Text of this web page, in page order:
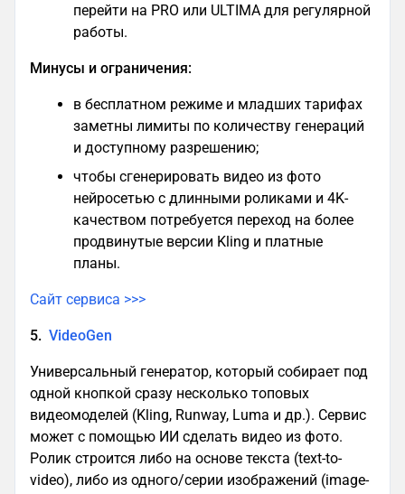
перейти на PRO или ULTIMA для регулярной
работы.
Минусы и ограничения:
в бесплатном режиме и младших тарифах
заметны лимиты по количеству генераций
и доступному разрешению;
чтобы сгенерировать видео из фото
нейросетью с длинными роликами и 4K-
качеством потребуется переход на более
продвинутые версии Kling и платные
планы.
Сайт сервиса >>>
5. VideoGen
Универсальный генератор, который собирает под
одной кнопкой сразу несколько топовых
видеомоделей (Kling, Runway, Luma и др.). Сервис
может с помощью ИИ сделать видео из фото.
Ролик строится либо на основе текста (text-to-
video), либо из одного/серии изображений (image-